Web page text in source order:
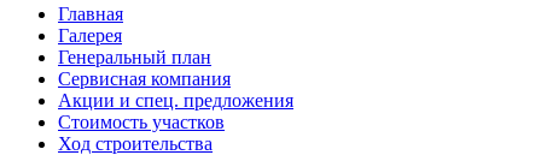
Главная
Галерея
Генеральный план
Сервисная компания
Акции и спец. предложения
Стоимость участков
Ход строительства